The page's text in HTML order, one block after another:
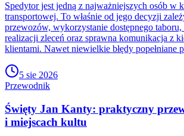
Spedytor jest jedną z najważniejszych osób w
transportowej. To właśnie od jego decyzji
przewozów, wykorzystanie dostępnego
realizacji zleceń oraz sprawna komunikacja z
klientami. Nawet niewielkie błędy popełniane
5 sie 2026
Przewodnik
Święty Jan Kanty: praktyczny
i miejscach kultu